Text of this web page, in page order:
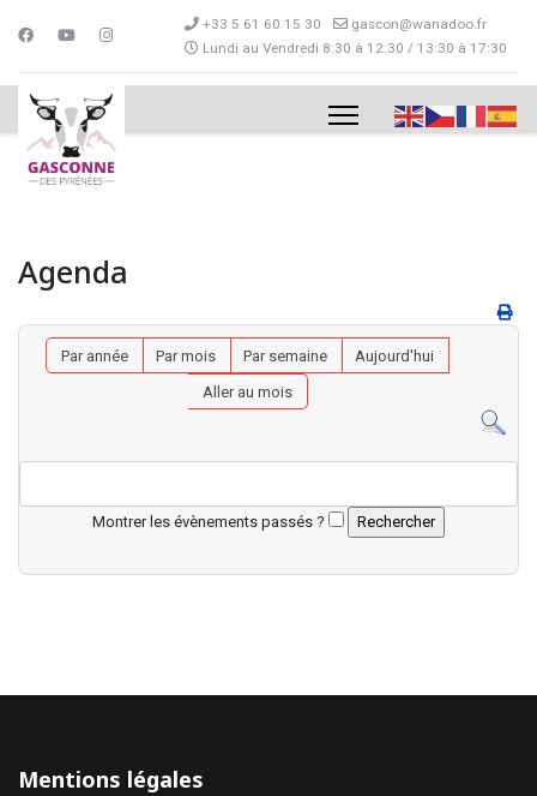
+33 5 61 60 15 30
gascon@wanadoo.fr
Lundi au Vendredi 8:30 à 12:30 / 13:30 à 17:30
Agenda
Par année Par mois Par semaine
Aujourd'hui
Aller au mois
Montrer les évènements passés ?
Mentions légales